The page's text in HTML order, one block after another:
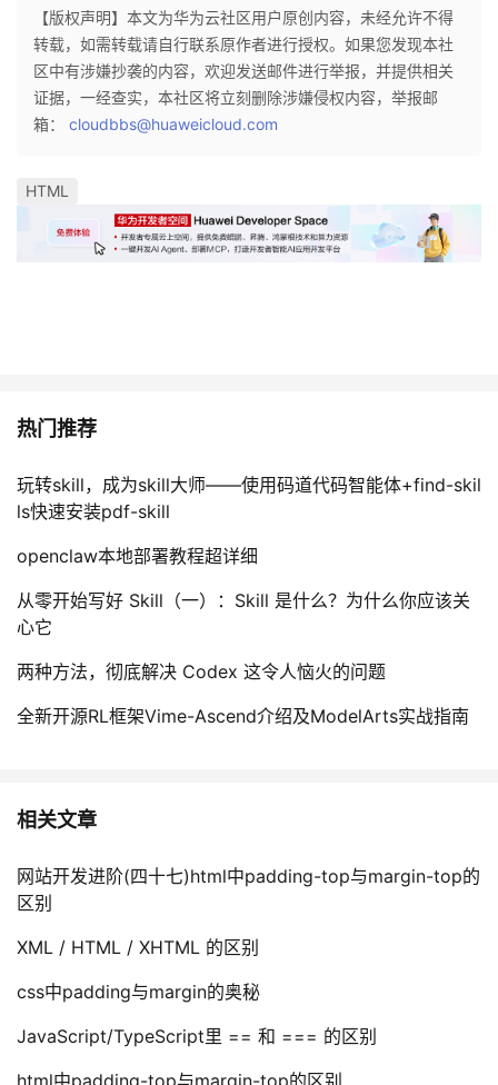
程
认
证
的
实
我
的
支
持
声
建
【版权声明】本文为华为云社区用户原创内容，未经允许不得
转载，如需转载请自行联系原作者进行授权。如果您发现本社
区中有涉嫌抄袭的内容，欢迎发送邮件进行举报，并提供相关
证据，一经查实，本社区将立刻删除涉嫌侵权内容，举报邮
箱： cloudbbs@huaweicloud.com
HTML
热门推荐
玩转skill，成为skill大师——使用码道代码智能体+find-skil
ls快速安装pdf-skill
openclaw本地部署教程超详细
从零开始写好 Skill（一）：Skill 是什么？为什么你应该关
心它
两种方法，彻底解决 Codex 这令人恼火的问题
全新开源RL框架Vime-Ascend介绍及ModelArts实战指南
相关文章
网站开发进阶(四十七)html中padding-top与margin-top的
区别
XML / HTML / XHTML 的区别
css中padding与margin的奥秘
JavaScript/TypeScript里 == 和 === 的区别
html中padding-top与margin-top的区别